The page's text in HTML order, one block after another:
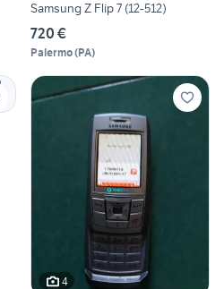
Samsung Z Flip 7 (12-512)
720 €
Palermo(PA)
4